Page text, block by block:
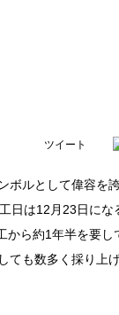
ツイート
ボルとして偉容を
日は12月23日に
ら約1年半を要
も数多く採り上げ